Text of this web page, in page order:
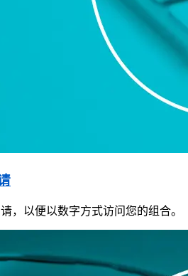
，以便以数字方式访问您的组合。